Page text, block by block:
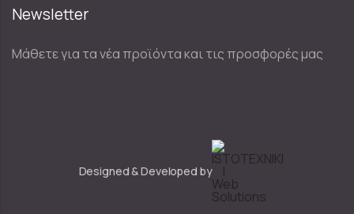
Newsletter
Μάθετε για τα νέα προϊόντα και τις προσφορές μας
Designed & Developed by